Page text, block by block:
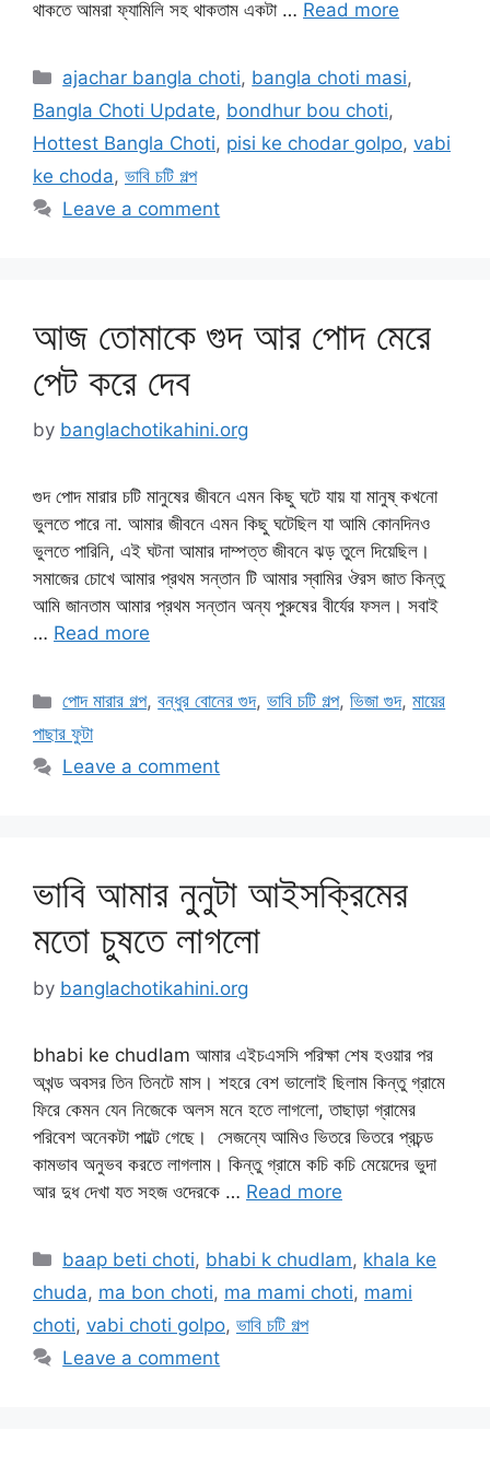
থাকতে আমরা ফ্যামিলি সহ থাকতাম একটা … Read more
Categories
ajachar bangla choti, bangla choti masi,
Bangla Choti Update, bondhur bou choti,
Hottest Bangla Choti, pisi ke chodar golpo, vabi
ke choda, ভাবি চটি গল্প
Leave a comment
আজ তোমাকে গুদ আর পোদ মেরে
পেট করে দেব
by banglachotikahini.org
গুদ পোদ মারার চটি মানুষের জীবনে এমন কিছু ঘটে যায় যা মানুষ্ কখনো
ভুলতে পারে না. আমার জীবনে এমন কিছু ঘটেছিল যা আমি কোনদিনও
ভুলতে পারিনি, এই ঘটনা আমার দাম্পত্ত জীবনে ঝড় তুলে দিয়েছিল।
সমাজের চোখে আমার প্রথম সন্তান টি আমার স্বামির ঔরস জাত কিন্তু
আমি জানতাম আমার প্রথম সন্তান অন্য পুরুষের বীর্যের ফসল। সবাই
… Read more
Categories
পোদ মারার গল্প,বন্ধুর বোনের গুদ,ভাবি চটি গল্প,ভিজা গুদ,মায়ের
পাছার ফুটা
Leave a comment
ভাবি আমার নুনুটা আইসক্রিমের
মতো চুষতে লাগলো
by banglachotikahini.org
bhabi ke chudlam আমার এইচএসসি পরিক্ষা শেষ হওয়ার পর
অখন্ড অবসর তিন তিনটে মাস। শহরে বেশ ভালোই ছিলাম কিন্তু গ্রামে
ফিরে কেমন যেন নিজেকে অলস মনে হতে লাগলো, তাছাড়া গ্রামের
পরিবেশ অনেকটা পাল্টে গেছে। সেজন্যে আমিও ভিতরে ভিতরে প্রচন্ড
কামভাব অনুভব করতে লাগলাম। কিন্তু গ্রামে কচি কচি মেয়েদের ভুদা
আর দুধ দেখা যত সহজ ওদেরকে … Read more
Categories
baap beti choti, bhabi k chudlam, khala ke
chuda, ma bon choti, ma mami choti, mami
choti, vabi choti golpo, ভাবি চটি গল্প
Leave a comment